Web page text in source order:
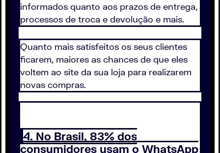
informados quanto aos prazos de entrega,
processos de troca e devolução e mais.
Quanto mais satisfeitos os seus clientes
ficarem, maiores as chances de que eles
voltem ao site da sua loja para realizarem
novas compras.
4. No Brasil, 83% dos
consumidores usam o WhatsApp